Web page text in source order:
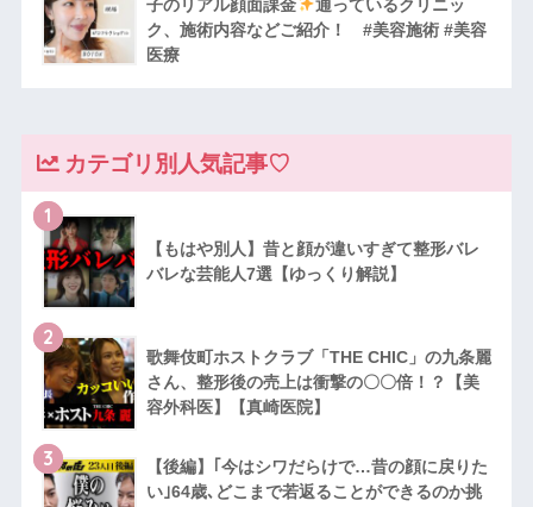
子のリアル顔面課金
通っているクリニッ
ク、施術内容などご紹介！ #美容施術 #美容
医療
カテゴリ別人気記事♡
1
【もはや別人】昔と顔が違いすぎて整形バレ
バレな芸能人7選【ゆっくり解説】
2
歌舞伎町ホストクラブ「THE CHIC」の九条麗
さん、整形後の売上は衝撃の〇〇倍！？【美
容外科医】【真崎医院】
3
【後編】｢今はシワだらけで…昔の顔に戻りた
い｣64歳､どこまで若返ることができるのか挑